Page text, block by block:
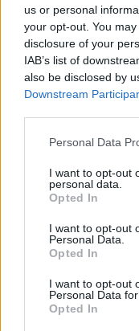
us or personal
your opt-out. You
disclosure of your
IAB’s list of
also be disclosed by
Downstream
Personal Data
I want to opt-out
personal data.
Opted In
I want to opt-out
Personal Data.
Opted In
I want to opt-out
Personal Data
Opted In
Attica Roots
μοναδική